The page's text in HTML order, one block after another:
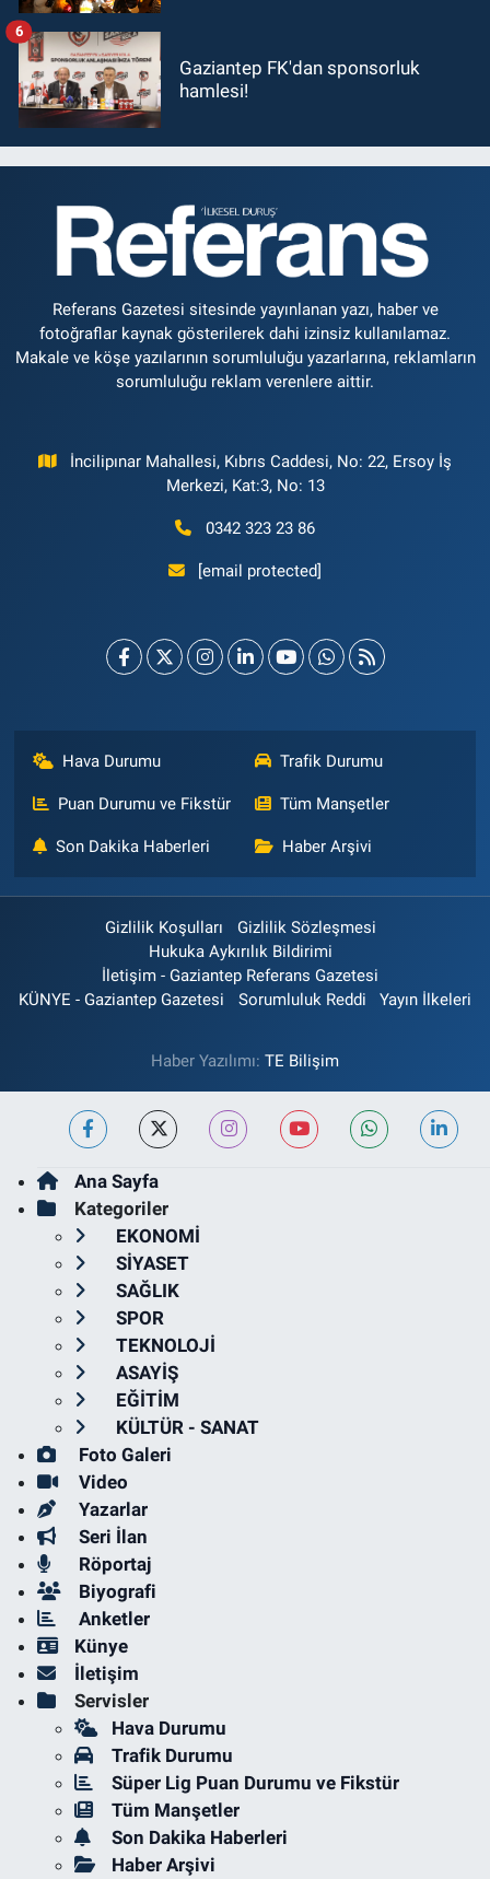
Gaziantep FK'dan sponsorluk
hamlesi!
6
Referans Gazetesi sitesinde yayınlanan yazı, haber ve
fotoğraflar kaynak gösterilerek dahi izinsiz kullanılamaz.
Makale ve köşe yazılarının sorumluluğu yazarlarına, reklamların
sorumluluğu reklam verenlere aittir.
İncilipınar Mahallesi, Kıbrıs Caddesi, No: 22, Ersoy İş
Merkezi, Kat:3, No: 13
0342 323 23 86
[email protected]
Hava Durumu Trafik Durumu
Puan Durumu ve Fikstür Tüm Manşetler
Son Dakika Haberleri Haber Arşivi
Gizlilik Koşulları
Gizlilik Sözleşmesi
Hukuka Aykırılık Bildirimi
İletişim - Gaziantep Referans Gazetesi
KÜNYE - Gaziantep Gazetesi
Sorumluluk Reddi Yayın İlkeleri
Haber Yazılımı: TE Bilişim
Ana Sayfa
Kategoriler
EKONOMİ
SİYASET
SAĞLIK
SPOR
TEKNOLOJİ
ASAYİŞ
EĞİTİM
KÜLTÜR - SANAT
Foto Galeri
Video
Yazarlar
Seri İlan
Röportaj
Biyografi
Anketler
Künye
İletişim
Servisler
Hava Durumu
Trafik Durumu
Süper Lig Puan Durumu ve Fikstür
Tüm Manşetler
Son Dakika Haberleri
Haber Arşivi